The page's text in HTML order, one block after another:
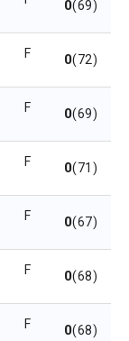
0(69)
F 0(72)
F 0(69)
F 0(71)
F 0(67)
F 0(68)
F 0(68)